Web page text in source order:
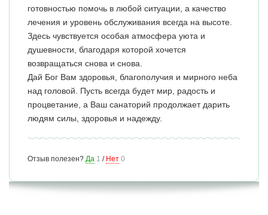
готовностью помочь в любой ситуации, а качество
лечения и уровень обслуживания всегда на высоте.
Здесь чувствуется особая атмосфера уюта и
душевности, благодаря которой хочется
возвращаться снова и снова.
Дай Бог Вам здоровья, благополучия и мирного неба
над головой. Пусть всегда будет мир, радость и
процветание, а Ваш санаторий продолжает дарить
людям силы, здоровья и надежду.
Отзыв полезен? Да 1 / Нет 0